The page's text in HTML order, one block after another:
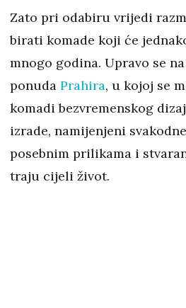
Zato pri odabiru vrijedi
birati komade koji će
mnogo godina. Upravo se
ponuda Prahira, u kojoj se
komadi bezvremenskog
izrade, namijenjeni
posebnim prilikama i
traju cijeli život.